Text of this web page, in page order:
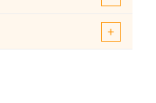
Prépa'Risk